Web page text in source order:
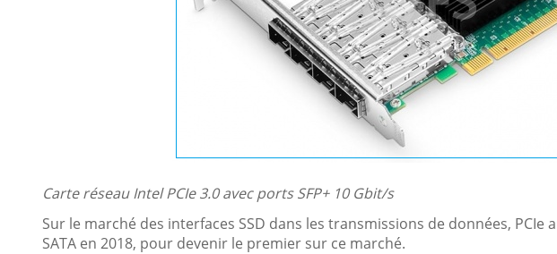
Carte réseau Intel PCIe 3.0 avec ports SFP+ 10 Gbit/s
Sur le marché des interfaces SSD dans les transmissions de données, PCIe
SATA en 2018, pour devenir le premier sur ce marché.